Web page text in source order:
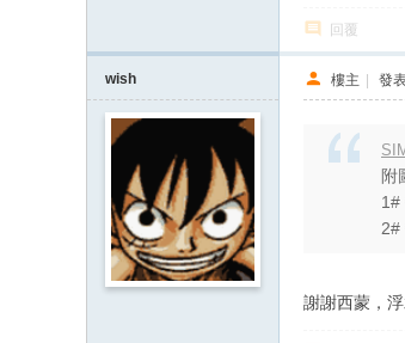
回覆
wish 樓主 | 發
附
1#
2#
謝謝西蒙，